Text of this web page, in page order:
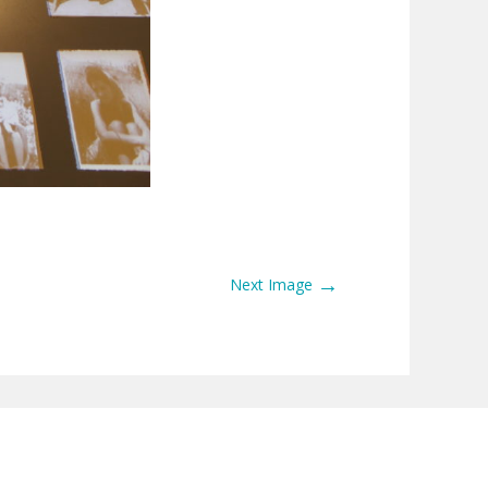
Next Image →